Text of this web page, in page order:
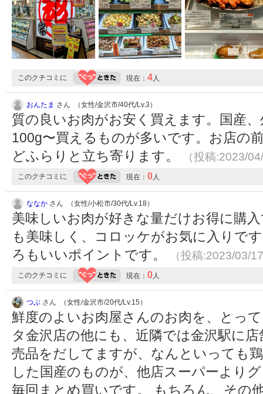
このクチコミに 現在： 4人
おんたま さん （女性/金沢市/40代/Lv.3）
質の良いお肉がお安く買えます。国産
100g〜買えるものが多いです。お店の
どふらりと立ち寄ります。
（投稿:2023/
このクチコミに 現在： 0人
ななか さん （女性/小松市/30代/Lv.18）
美味しいお肉が好きな量だけお得に購
も美味しく、コロッケがお気に入りで
ろもいいポイントです。
（投稿:2023/03/
このクチコミに 現在： 0人
つぶ さん （女性/金沢市/20代/Lv.15）
鮮度のよいお肉屋さんのお肉を、とっ
タ金沢店の他にも、近隣では金沢駅に
売品をだしてますが、なんといっても
した国産のものが、他店スーパーより
毎回まとめ買いです。 もちろん、その